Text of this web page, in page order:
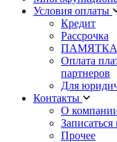
Условия оплаты
Кредит
Рассрочка
ПАМЯТКА
Оплата
партнеров
Для
Контакты
О
Прочее